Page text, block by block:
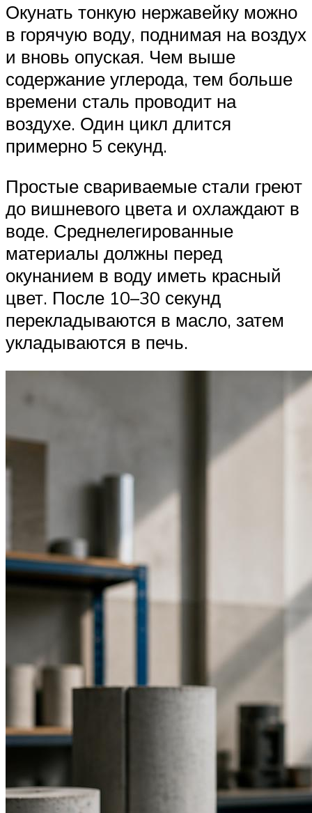
Окунать тонкую нержавейку можно
в горячую воду, поднимая на воздух
и вновь опуская. Чем выше
содержание углерода, тем больше
времени сталь проводит на
воздухе. Один цикл длится
примерно 5 секунд.
Простые свариваемые стали греют
до вишневого цвета и охлаждают в
воде. Среднелегированные
материалы должны перед
окунанием в воду иметь красный
цвет. После 10–30 секунд
перекладываются в масло, затем
укладываются в печь.